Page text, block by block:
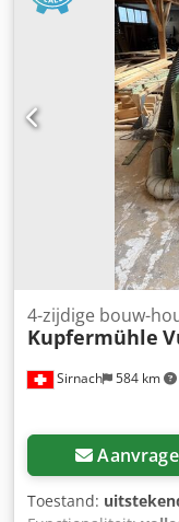
bandsaw dat reeds
E Nw To Ahbsk 1
met 8 draagrollen,
overdraagslede.
breedten en
geschikt voor
nasnijkattenzagen.
het binnentreden
dwarstransporteur
tafelopstelling of
modellen met een
arbeidstafels in
Sirnach 584 km
4-zijdige bouw-
Kupfermühle
Toestand: